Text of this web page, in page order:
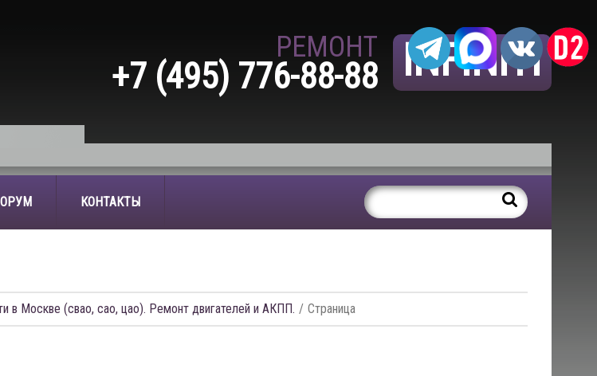
INFINITI
РЕМОНТ
+7 (495) 776-88-88
КОНТАКТЫ
в Москве (свао, сао, цао). Ремонт двигателей и АКПП. Страница